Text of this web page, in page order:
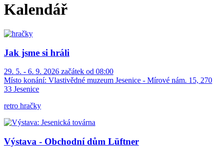
Kalendář
Jak jsme si hráli
29. 5. - 6. 9. 2026 začátek od 08:00
Místo konání: Vlastivědné muzeum Jesenice - Mírové nám. 15, 270
33 Jesenice
retro hračky
Výstava - Obchodní dům Lüftner